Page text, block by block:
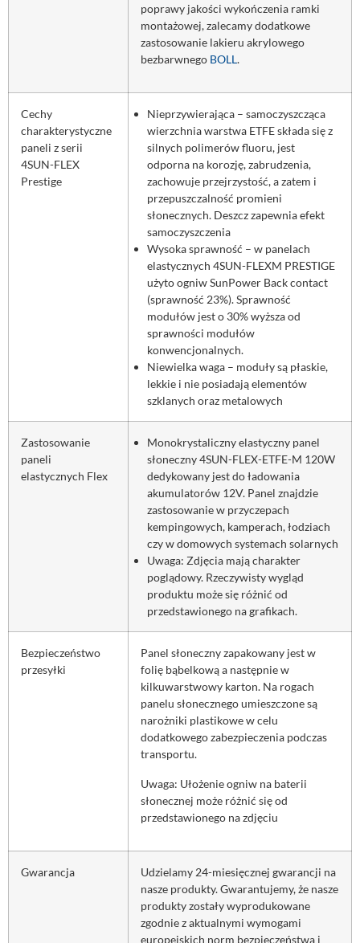
poprawy jakości wykończenia ramki
montażowej, zalecamy dodatkowe
zastosowanie lakieru akrylowego
bezbarwnego BOLL.
Cechy
charakterystyczne
paneli z serii
4SUN-FLEX
Prestige
Nieprzywierająca – samoczyszcząca
wierzchnia warstwa ETFE składa się z
silnych polimerów fluoru, jest
odporna na korozję, zabrudzenia,
zachowuje przejrzystość, a zatem i
przepuszczalność promieni
słonecznych. Deszcz zapewnia efekt
samoczyszczenia
Wysoka sprawność – w panelach
elastycznych 4SUN-FLEXM PRESTIGE
użyto ogniw SunPower Back contact
(sprawność 23%). Sprawność
modułów jest o 30% wyższa od
sprawności modułów
konwencjonalnych.
Niewielka waga – moduły są płaskie,
lekkie i nie posiadają elementów
szklanych oraz metalowych
Zastosowanie
paneli
elastycznych Flex
Monokrystaliczny elastyczny panel
słoneczny 4SUN-FLEX-ETFE-M 120W
dedykowany jest do ładowania
akumulatorów 12V. Panel znajdzie
zastosowanie w przyczepach
kempingowych, kamperach, łodziach
czy w domowych systemach solarnych
Uwaga: Zdjęcia mają charakter
poglądowy. Rzeczywisty wygląd
produktu może się różnić od
przedstawionego na grafikach.
Bezpieczeństwo
przesyłki
Panel słoneczny zapakowany jest w
folię bąbelkową a następnie w
kilkuwarstwowy karton. Na rogach
panelu słonecznego umieszczone są
narożniki plastikowe w celu
dodatkowego zabezpieczenia podczas
transportu.
Uwaga: Ułożenie ogniw na baterii
słonecznej może różnić się od
przedstawionego na zdjęciu
Gwarancja
Udzielamy 24-miesięcznej gwarancji na
nasze produkty. Gwarantujemy, że nasze
produkty zostały wyprodukowane
zgodnie z aktualnymi wymogami
europejskich norm bezpieczeństwa i